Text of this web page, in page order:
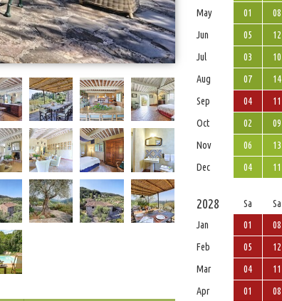
May
01 08
Jun
05 12
Jul
03 10
Aug
07 14
Sep
04 11
Oct
02 09
Nov
06 13
Dec
04 11
2028 Sa Sa
Jan
01 08
Feb
05 12
Mar
04 11
Apr
01 08